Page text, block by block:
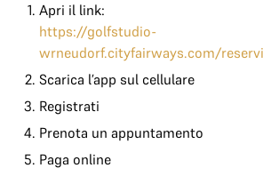
Apri il link:
https://golfstudio-
wrneudorf.cityfairways.com/
Scarica l’app sul cellulare
Registrati
Prenota un appuntamento
Paga online